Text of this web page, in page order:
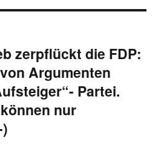
zerpflückt die FDP:
Argumenten
Partei.
nur